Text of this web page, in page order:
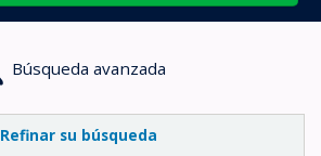
Búsqueda avanzada
Refinar su búsqueda